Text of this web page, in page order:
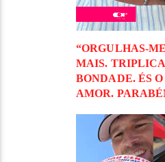
“ORGULHAS-
MAIS.
BONDADE. ÉS
AMOR.